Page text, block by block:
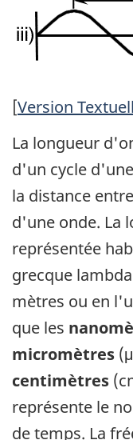
[Version
La longueur
d'un cycle
la distance
d'une onde. La
représentée
grecque
mètres ou en
que les
micromètres
centimètres
représente le
de temps. La